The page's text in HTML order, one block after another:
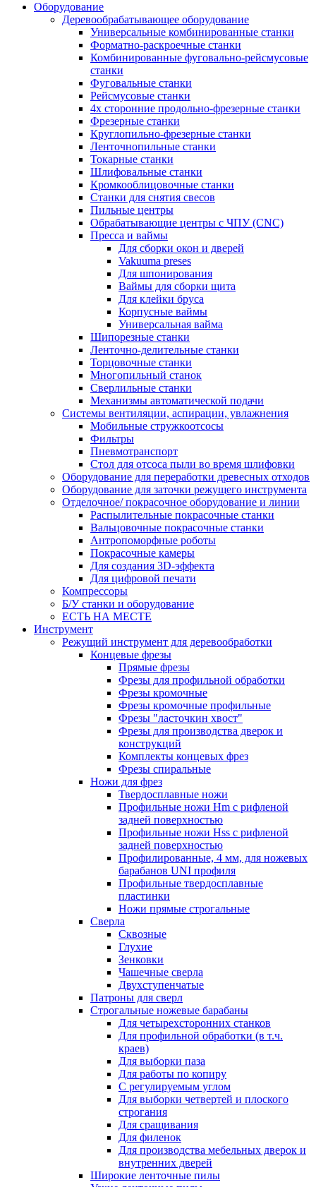
Оборудование
Деревообрабатывающее оборудование
Универсальные комбинированные станки
Форматно-раскроечные станки
Комбинированные фуговально-рейсмусовые
станки
Фуговальные станки
Рейсмусовые станки
4х сторонние продольно-фрезерные станки
Фрезерные станки
Круглопильно-фрезерные станки
Ленточнопильные станки
Токарные станки
Шлифовальные станки
Кромкооблицовочные станки
Станки для снятия свесов
Пильные центры
Обрабатывающие центры с ЧПУ (CNC)
Пресса и ваймы
Для сборки окон и дверей
Vakuuma preses
Для шпонирования
Ваймы для сборки щита
Для клейки бруса
Корпусные ваймы
Универсальная вайма
Шипорезные станки
Ленточно-делительные станки
Торцовочные станки
Многопильный станок
Сверлильные станки
Механизмы автоматической подачи
Системы вентиляции, аспирации, увлажнения
Мобильные стружкоотсосы
Фильтры
Пневмотранспорт
Стол для отсоса пыли во время шлифовки
Оборудование для переработки древесных отходов
Оборудование для заточки режущего инструмента
Отделочное/ покрасочное оборудование и линии
Распылительные покрасочные станки
Вальцовочные покрасочные станки
Антропоморфные роботы
Покрасочные камеры
Для создания 3D-эффекта
Для цифровой печати
Компрессоры
Б/У станки и оборудование
ЕСТЬ НА МЕСТЕ
Инструмент
Режущий инструмент для деревообработки
Концевые фрезы
Прямые фрезы
Фрезы для профильной обработки
Фрезы кромочные
Фрезы кромочные профильные
Фрезы "ласточкин хвост"
Фрезы для производства дверок и
конструкций
Комплекты концевых фрез
Фрезы спиральные
Ножи для фрез
Твердосплавные ножи
Профильные ножи Hm с рифленой
задней поверхностью
Профильные ножи Hss с рифленой
задней поверхностью
Профилированные, 4 мм, для ножевых
барабанов UNI профиля
Профильные твердосплавные
пластинки
Ножи прямые строгальные
Сверла
Сквозные
Глухие
Зенковки
Чашечные сверла
Двухступенчатые
Патроны для сверл
Строгальные ножевые барабаны
Для четырехсторонних станков
Для профильной обработки (в т.ч.
краев)
Для выборки паза
Для работы по копиру
С регулируемым углом
Для выборки четвертей и плоского
строгания
Для сращивания
Для филенок
Для производства мебельных дверок и
внутренних дверей
Широкие ленточные пилы